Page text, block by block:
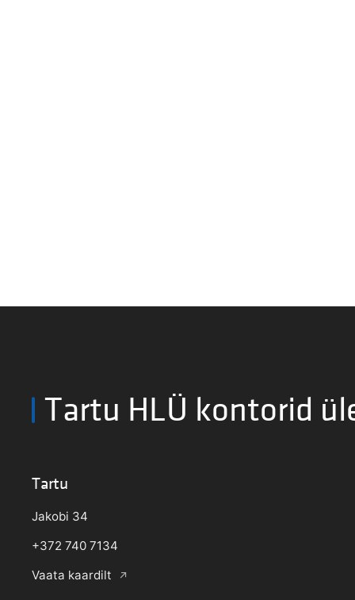
Tartu HLÜ kontorid
Tartu
Jakobi 34
+372 740 7134
Vaata kaardilt